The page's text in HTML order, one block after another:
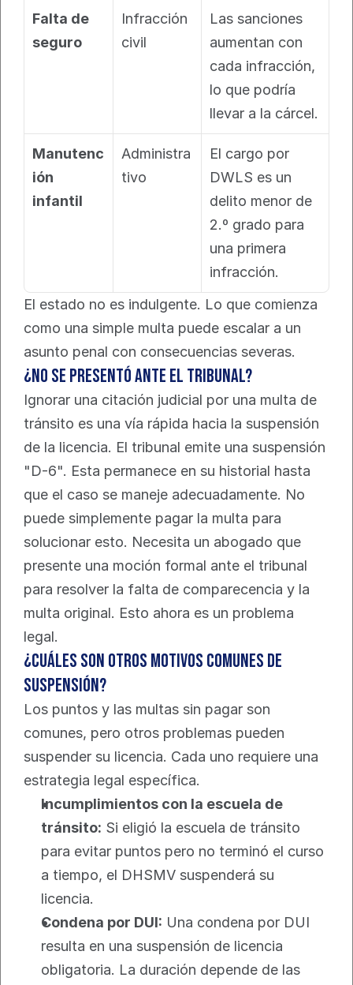
Falta de
seguro
Infracción
civil
Las sanciones
aumentan con
cada infracción,
lo que podría
llevar a la cárcel.
Manutenc
ión
infantil
Administra
tivo
El cargo por
DWLS es un
delito menor de
2.º grado para
una primera
infracción.
El estado no es indulgente. Lo que comienza
como una simple multa puede escalar a un
asunto penal con consecuencias severas.
¿No se presentó ante el tribunal?
Ignorar una citación judicial por una multa de
tránsito es una vía rápida hacia la suspensión
de la licencia. El tribunal emite una suspensión
"D-6". Esta permanece en su historial hasta
que el caso se maneje adecuadamente. No
puede simplemente pagar la multa para
solucionar esto. Necesita un abogado que
presente una moción formal ante el tribunal
para resolver la falta de comparecencia y la
multa original. Esto ahora es un problema
legal.
¿Cuáles son otros motivos comunes de
suspensión?
Los puntos y las multas sin pagar son
comunes, pero otros problemas pueden
suspender su licencia. Cada uno requiere una
estrategia legal específica.
Incumplimientos con la escuela de
tránsito: Si eligió la escuela de tránsito
para evitar puntos pero no terminó el curso
a tiempo, el DHSMV suspenderá su
licencia.
Condena por DUI: Una condena por DUI
resulta en una suspensión de licencia
obligatoria. La duración depende de las